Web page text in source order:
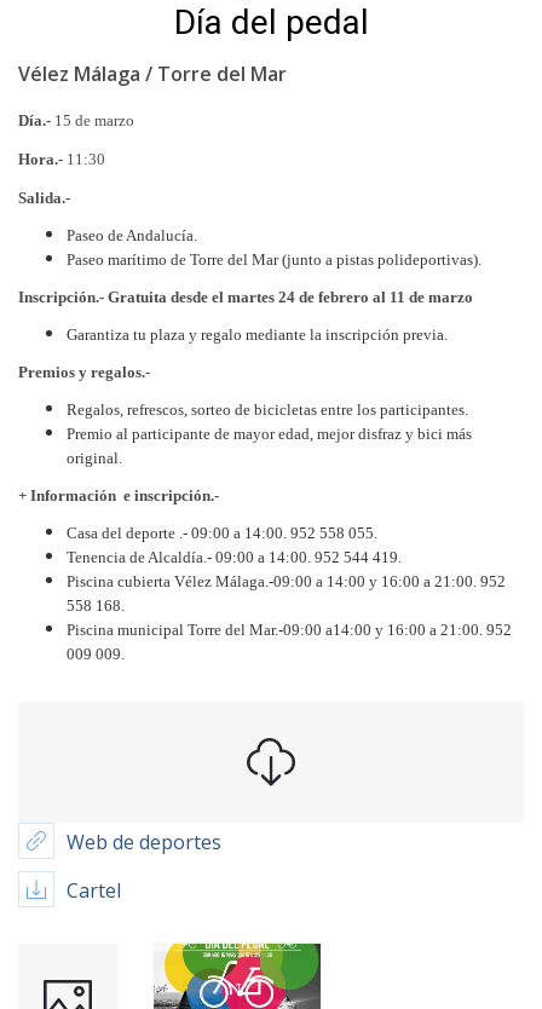
Día del pedal
Vélez Málaga / Torre del Mar
Día.- 15 de marzo
Hora.- 11:30
Salida.-
Paseo de Andalucía.
Paseo marítimo de Torre del Mar (junto a pistas polideportivas).
Inscripción.- Gratuita desde el martes 24 de febrero al 11 de marzo
Garantiza tu plaza y regalo mediante la inscripción previa.
Premios y regalos.-
Regalos, refrescos, sorteo de bicicletas entre los participantes.
Premio al participante de mayor edad, mejor disfraz y bici más
original.
+ Información e inscripción.-
Casa del deporte .- 09:00 a 14:00. 952 558 055.
Tenencia de Alcaldía.- 09:00 a 14:00. 952 544 419.
Piscina cubierta Vélez Málaga.-09:00 a 14:00 y 16:00 a 21:00. 952
558 168.
Piscina municipal Torre del Mar.-09:00 a14:00 y 16:00 a 21:00. 952
009 009.
Web de deportes
Cartel